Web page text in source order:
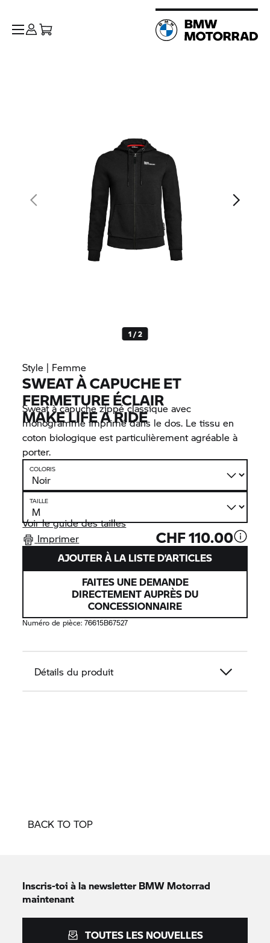
1 / 2
Style | Femme
SWEAT À CAPUCHE ET
FERMETURE ÉCLAIR
MAKE LIFE A RIDE
Sweat à capuche zippé classique avec
monogramme imprimé dans le dos. Le tissu en
coton biologique est particulièrement agréable à
porter.
COLORIS
TAILLE
Voir le guide des tailles
Imprimer
CHF 110.00
AJOUTER À LA LISTE D’ARTICLES
FAITES UNE DEMANDE
DIRECTEMENT AUPRÈS DU
CONCESSIONNAIRE
Numéro de pièce:76615B67527
Détails du produit
BACK TO TOP
Inscris-toi à la newsletterBMW Motorrad
maintenant
TOUTES LES NOUVELLES